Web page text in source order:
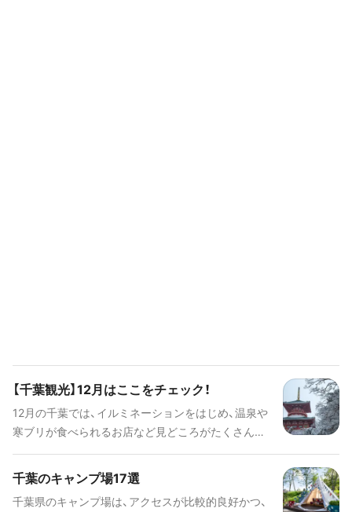
【千葉観光】12月はここをチェック！
12月の千葉では、イルミネーションをはじめ、温泉や
寒ブリが食べられるお店など見どころがたくさんあ
くださいね！
千葉のキャンプ場17選
千葉県のキャンプ場は、アクセスが比較的良好かつ、